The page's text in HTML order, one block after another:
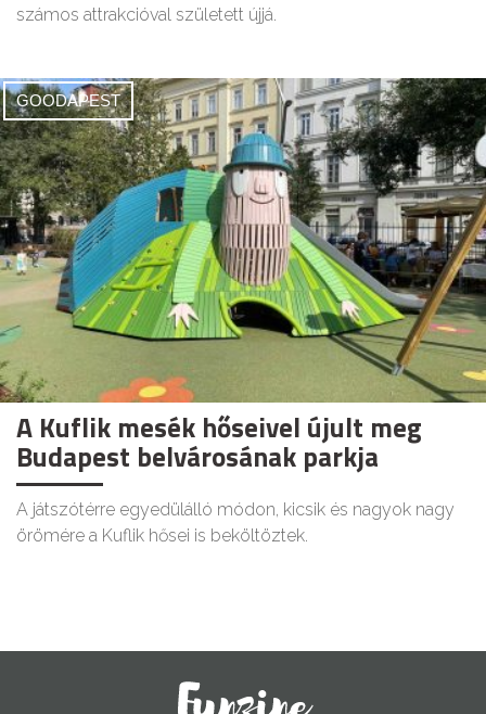
számos attrakcióval született újjá.
GOODAPEST
A Kuflik mesék hőseivel újult meg
Budapest belvárosának parkja
A játszótérre egyedülálló módon, kicsik és nagyok nagy
örömére a Kuflik hősei is beköltöztek.